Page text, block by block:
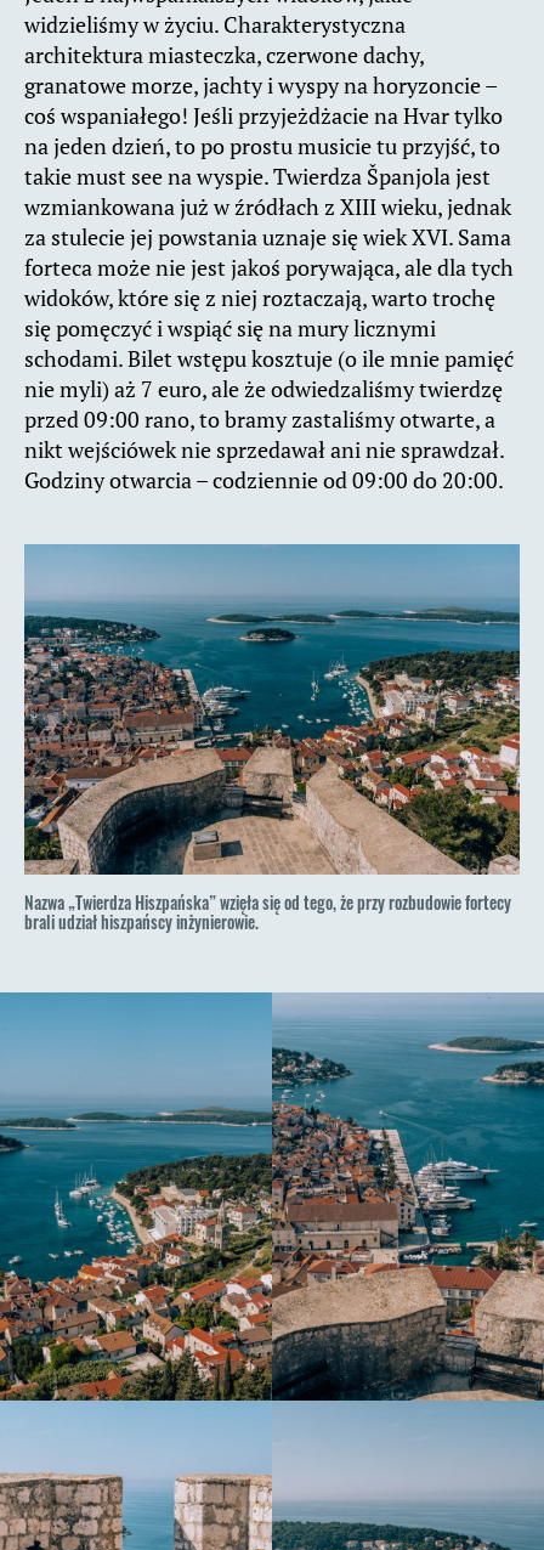
widzieliśmy w życiu. Charakterystyczna
architektura miasteczka, czerwone dachy,
granatowe morze, jachty i wyspy na horyzoncie –
coś wspaniałego! Jeśli przyjeżdżacie na Hvar tylko
na jeden dzień, to po prostu musicie tu przyjść, to
takie must see na wyspie. Twierdza Španjola jest
wzmiankowana już w źródłach z XIII wieku, jednak
za stulecie jej powstania uznaje się wiek XVI. Sama
forteca może nie jest jakoś porywająca, ale dla tych
widoków, które się z niej roztaczają, warto trochę
się pomęczyć i wspiąć się na mury licznymi
schodami. Bilet wstępu kosztuje (o ile mnie pamięć
nie myli) aż 7 euro, ale że odwiedzaliśmy twierdzę
przed 09:00 rano, to bramy zastaliśmy otwarte, a
nikt wejściówek nie sprzedawał ani nie sprawdzał.
Godziny otwarcia – codziennie od 09:00 do 20:00.
Nazwa „Twierdza Hiszpańska” wzięła się od tego, że przy rozbudowie fortecy
brali udział hiszpańscy inżynierowie.